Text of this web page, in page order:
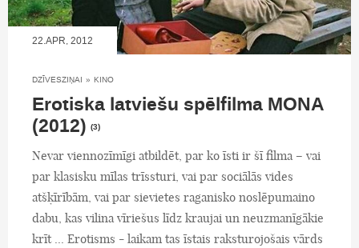
22.APR, 2012
DZĪVESZIŅAI » KINO
Erotiska latviešu spēlfilma MONA
(2012) (3)
Nevar viennozīmīgi atbildēt, par ko īsti ir šī filma – vai
par klasisku mīlas trīssturi, vai par sociālās vides
atšķīrībām, vai par sievietes raganisko noslēpumaino
dabu, kas vilina vīriešus līdz kraujai un neuzmanīgākie
krīt ... Erotisms - laikam tas īstais raksturojošais vārds